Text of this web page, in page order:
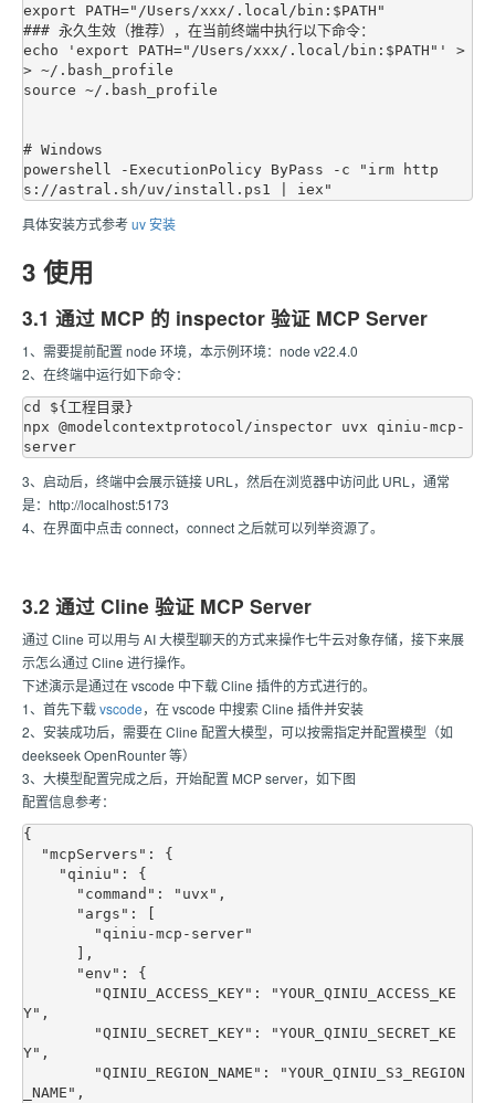
export PATH="/Users/xxx/.local/bin:$PATH"
### 永久生效（推荐），在当前终端中执行以下命令：
echo 'export PATH="/Users/xxx/.local/bin:$PATH"' >
> ~/.bash_profile
source ~/.bash_profile
# Windows
powershell -ExecutionPolicy ByPass -c "irm http
具体安装方式参考uv 安装
3 使用
3.1 通过 MCP 的 inspector 验证 MCP Server
1、需要提前配置 node 环境，本示例环境：node v22.4.0
2、在终端中运行如下命令：
cd ${工程目录}
npx @modelcontextprotocol/inspector uvx qiniu-mcp-
3、启动后，终端中会展示链接 URL，然后在浏览器中访问此 URL，通常
是：http://localhost:5173
4、在界面中点击 connect，connect 之后就可以列举资源了。
3.2 通过 Cline 验证 MCP Server
通过 Cline 可以用与 AI 大模型聊天的方式来操作七牛云对象存储，接下来展
示怎么通过 Cline 进行操作。
下述演示是通过在 vscode 中下载 Cline 插件的方式进行的。
1、首先下载vscode，在 vscode 中搜索 Cline 插件并安装
2、安装成功后，需要在 Cline 配置大模型，可以按需指定并配置模型（如
deekseek OpenRounter 等）
3、大模型配置完成之后，开始配置 MCP server，如下图
配置信息参考：
{
Y",
Y",
_NAME",